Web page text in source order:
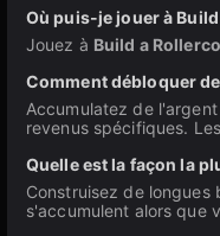
Où puis-je jouer à
Jouez à Build a
Comment débloquer
Accumulatez de
revenus spécifiques.
Quelle est la façon la
Construisez de
s'accumulent alors que